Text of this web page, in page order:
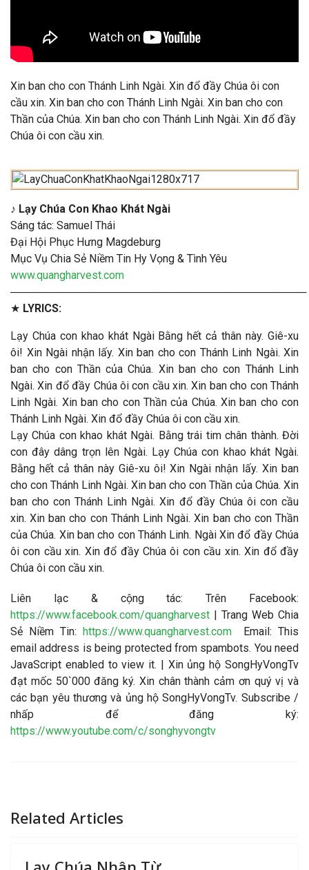
Xin ban cho con Thánh Linh Ngài. Xin đổ đầy Chúa ôi con
cầu xin. Xin ban cho con Thánh Linh Ngài. Xin ban cho con
Thần của Chúa. Xin ban cho con Thánh Linh Ngài. Xin đổ đầy
Chúa ôi con cầu xin.
♪ Lạy Chúa Con Khao Khát Ngài
Sáng tác: Samuel Thái
Đại Hội Phục Hưng Magdeburg
Mục Vụ Chia Sẻ Niềm Tin Hy Vọng & Tình Yêu
www.quangharvest.com
───────────────────────────────────────
★ LYRICS:
Lạy Chúa con khao khát Ngài Bằng hết cả thân này. Giê-xu
ôi! Xin Ngài nhận lấy. Xin ban cho con Thánh Linh Ngài. Xin
ban cho con Thần của Chúa. Xin ban cho con Thánh Linh
Ngài. Xin đổ đầy Chúa ôi con cầu xin. Xin ban cho con Thánh
Linh Ngài. Xin ban cho con Thần của Chúa. Xin ban cho con
Thánh Linh Ngài. Xin đổ đầy Chúa ôi con cầu xin.
Lạy Chúa con khao khát Ngài. Bằng trái tim chân thành. Đời
con đây dâng trọn lên Ngài. Lạy Chúa con khao khát Ngài.
Bằng hết cả thân này Giê-xu ôi! Xin Ngài nhận lấy. Xin ban
cho con Thánh Linh Ngài. Xin ban cho con Thần của Chúa. Xin
ban cho con Thánh Linh Ngài. Xin đổ đầy Chúa ôi con cầu
xin. Xin ban cho con Thánh Linh Ngài. Xin ban cho con Thần
của Chúa. Xin ban cho con Thánh Linh. Ngài Xin đổ đầy Chúa
ôi con cầu xin. Xin đổ đầy Chúa ôi con cầu xin. Xin đổ đầy
Chúa ôi con cầu xin.
Liên lạc & cộng tác: Trên Facebook:
https://www.facebook.com/quangharvest | Trang Web Chia
Sẻ Niềm Tin: https://www.quangharvest.comEmail: This
email address is being protected from spambots. You need
JavaScript enabled to view it. | Xin ủng hộ SongHyVongTv
đạt mốc 50`000 đăng ký. Xin chân thành cảm ơn quý vị và
các bạn yêu thương và ủng hộ SongHyVongTv. Subscribe /
nhấp để đăng ký:
https://www.youtube.com/c/songhyvongtv
Related Articles